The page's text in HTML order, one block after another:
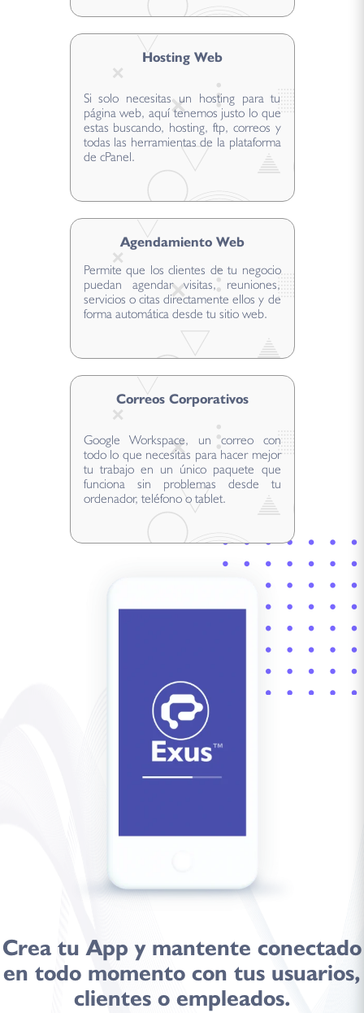
Hosting Web
Si solo necesitas un hosting para tu
página web, aquí tenemos justo lo que
estas buscando, hosting, ftp, correos y
todas las herramientas de la plataforma
de cPanel.
Agendamiento Web
Permite que los clientes de tu negocio
puedan agendar visitas, reuniones,
servicios o citas directamente ellos y de
forma automática desde tu sitio web.
Correos Corporativos
Google Workspace, un correo con
todo lo que necesitas para hacer mejor
tu trabajo en un único paquete que
funciona sin problemas desde tu
ordenador, teléfono o tablet.
Crea tuApp y mantente conectado
en todo momento con tus usuarios,
clientes o empleados.